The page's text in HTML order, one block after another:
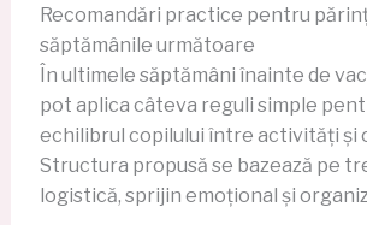
Recomandări practice pentru
săptămânile următoare
În ultimele săptămâni înainte de
pot aplica câteva reguli simple
echilibrul copilului între activități și
Structura propusă se bazează pe
logistică, sprijin emoțional și